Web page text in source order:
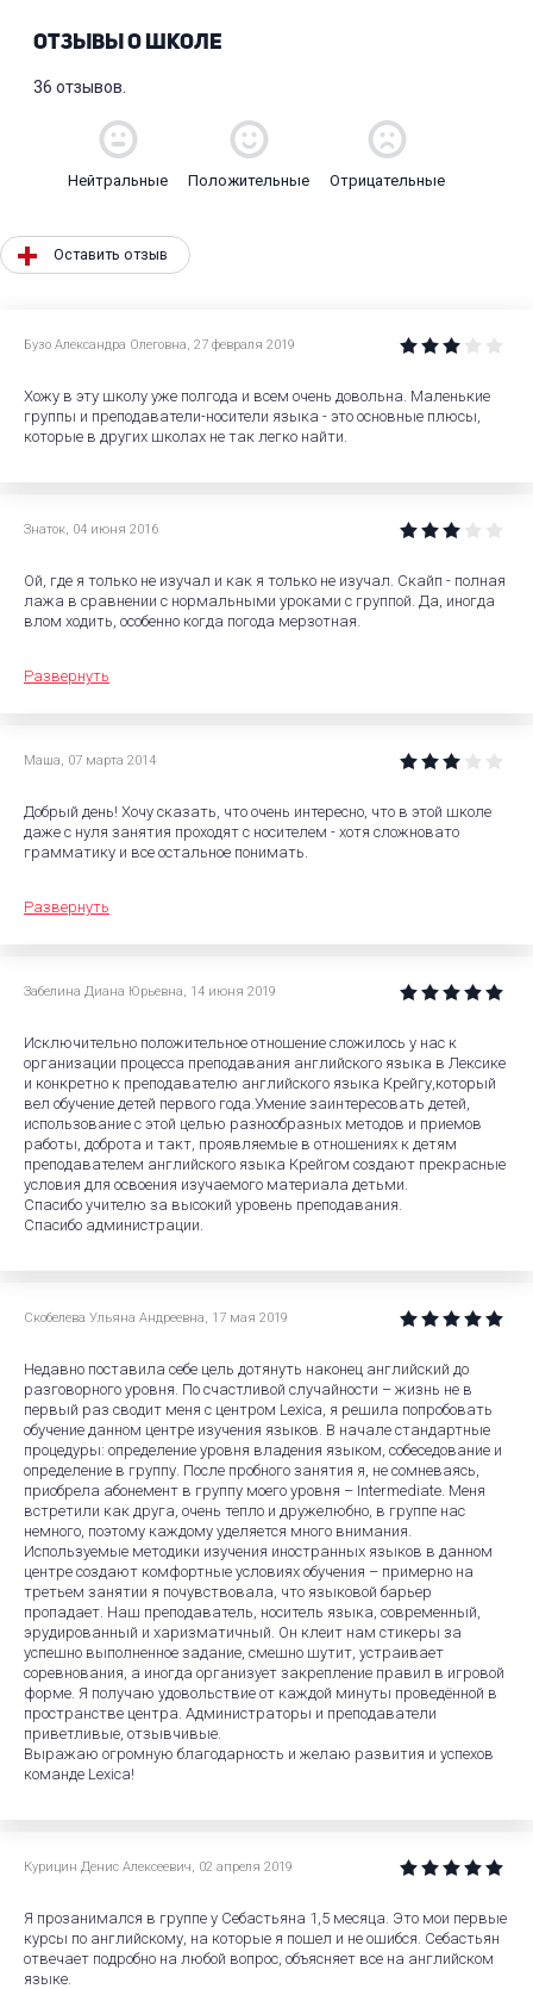
ОТЗЫВЫ О ШКОЛЕ
36 отзывов.
Нейтральные Положительные Отрицательные
Оставить отзыв
Бузо Александра Олеговна, 27 февраля 2019
Хожу в эту школу уже полгода и всем очень довольна. Маленькие
группы и преподаватели-носители языка - это основные плюсы,
которые в других школах не так легко найти.
Знаток, 04 июня 2016
Ой, где я только не изучал и как я только не изучал. Скайп - полная
лажа в сравнении с нормальными уроками с группой. Да, иногда
влом ходить, особенно когда погода мерзотная.
Развернуть
Маша, 07 марта 2014
Добрый день! Хочу сказать, что очень интересно, что в этой школе
даже с нуля занятия проходят с носителем - хотя сложновато
грамматику и все остальное понимать.
Развернуть
Забелина Диана Юрьевна, 14 июня 2019
Исключительно положительное отношение сложилось у нас к
организации процесса преподавания английского языка в Лексике
и конкретно к преподавателю английского языка Крейгу,который
вел обучение детей первого года.Умение заинтересовать детей,
использование с этой целью разнообразных методов и приемов
работы, доброта и такт, проявляемые в отношениях к детям
преподавателем английского языка Крейгом создают прекрасные
условия для освоения изучаемого материала детьми.
Спасибо учителю за высокий уровень преподавания.
Спасибо администрации.
Скобелева Ульяна Андреевна, 17 мая 2019
Недавно поставила себе цель дотянуть наконец английский до
разговорного уровня. По счастливой случайности – жизнь не в
первый раз сводит меня с центром Lexica, я решила попробовать
обучение данном центре изучения языков. В начале стандартные
процедуры: определение уровня владения языком, собеседование и
определение в группу. После пробного занятия я, не сомневаясь,
приобрела абонемент в группу моего уровня – Intermediate. Меня
встретили как друга, очень тепло и дружелюбно, в группе нас
немного, поэтому каждому уделяется много внимания.
Используемые методики изучения иностранных языков в данном
центре создают комфортные условиях обучения – примерно на
третьем занятии я почувствовала, что языковой барьер
пропадает. Наш преподаватель, носитель языка, современный,
эрудированный и харизматичный. Он клеит нам стикеры за
успешно выполненное задание, смешно шутит, устраивает
соревнования, а иногда организует закрепление правил в игровой
форме. Я получаю удовольствие от каждой минуты проведённой в
пространстве центра. Администраторы и преподаватели
приветливые, отзывчивые.
Выражаю огромную благодарность и желаю развития и успехов
команде Lexica!
Курицин Денис Алексеевич, 02 апреля 2019
Я прозанимался в группе у Себастьяна 1,5 месяца. Это мои первые
курсы по английскому, на которые я пошел и не ошибся. Себастьян
отвечает подробно на любой вопрос, объясняет все на английском
языке.